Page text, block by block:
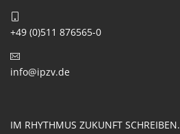
+49 (0)511 876565-0
info@ipzv.de
IM RHYTHMUS ZUKUNFT SCHREIBEN.